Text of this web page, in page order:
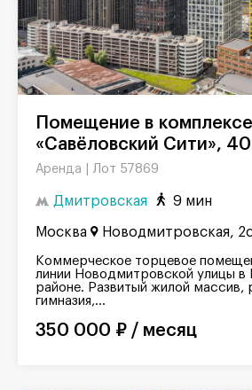
«Савёловский Сити»,
Аренда | Лот 57869
Дмитровская 9 мин
Москва Новодмитровская,
Коммерческое торцевое
линии Новодмитровской улицы в
районе. Развитый жилой массив,
гимназия,...
350 000 ₽ / месяц